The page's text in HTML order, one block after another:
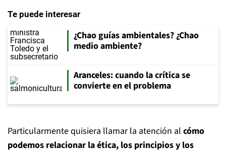
Te puede interesar
¿Chao guías ambientales? ¿Chao
medio ambiente?
Aranceles: cuando la crítica se
convierte en el problema
Particularmente quisiera llamar la atención al cómo
podemos relacionar la ética, los principios y los